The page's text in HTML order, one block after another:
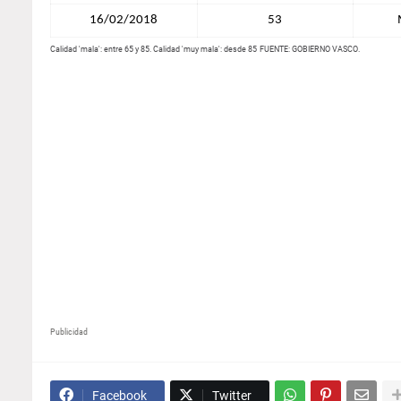
16/02/2018 53
Calidad 'mala': entre 65 y 85. Calidad 'muy mala': desde 85 FUENTE: GOBIERNO VASCO.
Publicidad
Facebook Twitter